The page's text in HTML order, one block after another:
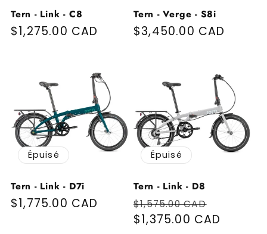
Tern - Link - C8
Prix habituel
$1,275.00 CAD
Tern - Verge - S8i
Prix habituel
$3,450.00 CAD
Épuisé
Tern - Link - D7i
Prix habituel
$1,775.00 CAD
Épuisé
Tern - Link - D8
Prix habituel
$1,575.00 CAD
$1,375.00 CAD